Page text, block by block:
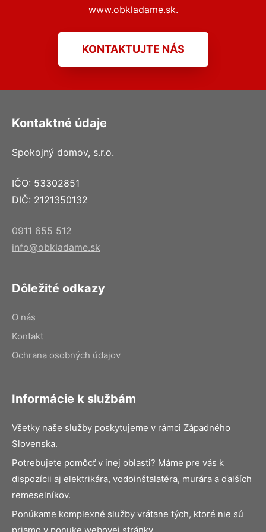
www.obkladame.sk.
KONTAKTUJTE NÁS
Kontaktné údaje
Spokojný domov, s.r.o.
IČO: 53302851
DIČ: 2121350132
0911 655 512
info@obkladame.sk
Dôležité odkazy
O nás
Kontakt
Ochrana osobných údajov
Informácie k službám
Všetky naše služby poskytujeme v rámci Západného
Slovenska.
Potrebujete pomôcť v inej oblasti? Máme pre vás k
dispozícii aj elektrikára, vodoinštalatéra, murára a ďalších
remeselníkov.
Ponúkame komplexné služby vrátane tých, ktoré nie sú